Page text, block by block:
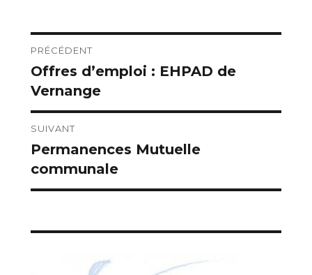
Navigation
de
l’article
PRÉCÉDENT
Publication
précédente :
Offres d’emploi : EHPAD de
Vernange
SUIVANT
Publication
suivante :
Permanences Mutuelle
communale